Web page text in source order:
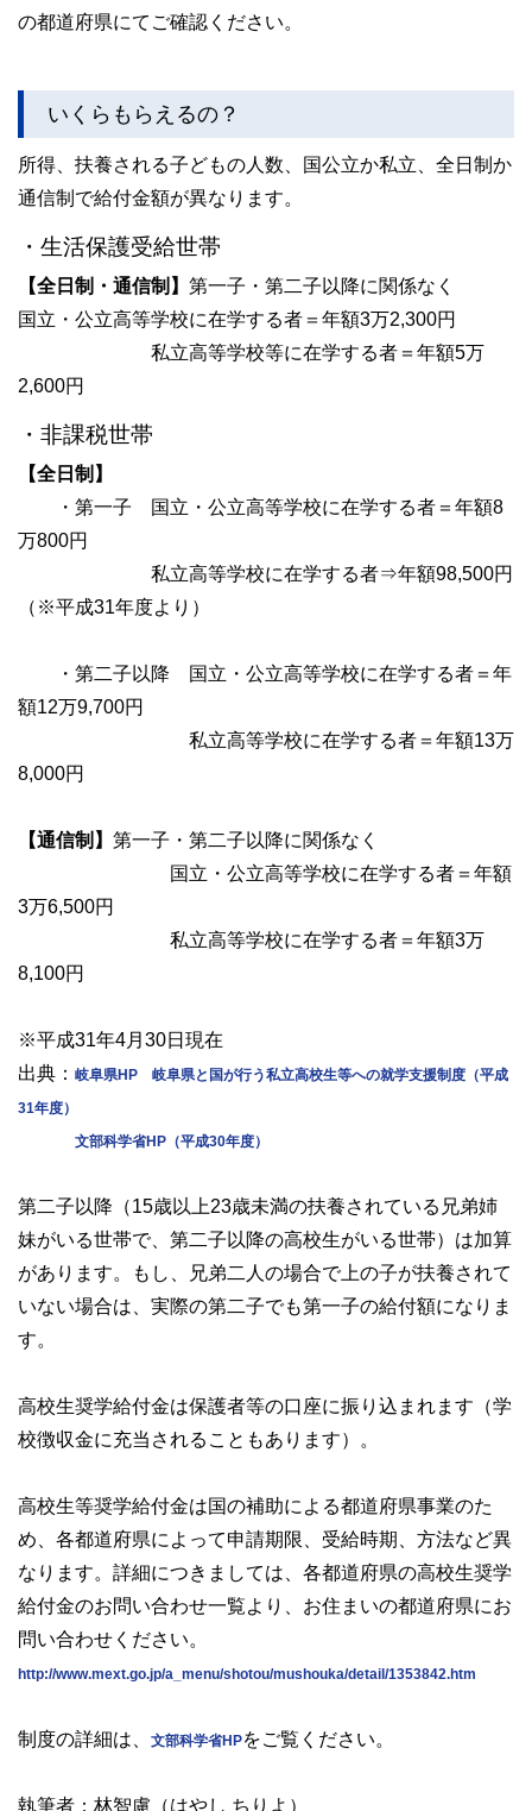
の都道府県にてご確認ください。
いくらもらえるの？
所得、扶養される子どもの人数、国公立か私立、全日制か
通信制で給付金額が異なります。
・生活保護受給世帯
【全日制・通信制】 第一子・第二子以降に関係なく
国立・公立高等学校に在学する者＝年額3万2,300円
私立高等学校等に在学する者＝年額5万
2,600円
・非課税世帯
【全日制】
・第一子 国立・公立高等学校に在学する者＝年額8
万800円
私立高等学校に在学する者⇒年額98,500円
（※平成31年度より）
・第二子以降 国立・公立高等学校に在学する者＝年
額12万9,700円
私立高等学校に在学する者＝年額13万
8,000円
【通信制】 第一子・第二子以降に関係なく
国立・公立高等学校に在学する者＝年額
3万6,500円
私立高等学校に在学する者＝年額3万
8,100円
※平成31年4月30日現在
出典：
岐阜県HP 岐阜県と国が行う私立高校生等への就学支援制度（平成
31年度）
文部科学省HP（平成30年度）
第二子以降（15歳以上23歳未満の扶養されている兄弟姉
妹がいる世帯で、第二子以降の高校生がいる世帯）は加算
があります。もし、兄弟二人の場合で上の子が扶養されて
いない場合は、実際の第二子でも第一子の給付額になりま
す。
高校生奨学給付金は保護者等の口座に振り込まれます（学
校徴収金に充当されることもあります）。
高校生等奨学給付金は国の補助による都道府県事業のた
め、各都道府県によって申請期限、受給時期、方法など異
なります。詳細につきましては、各都道府県の高校生奨学
給付金のお問い合わせ一覧より、お住まいの都道府県にお
問い合わせください。
http://www.mext.go.jp/a_menu/shotou/mushouka/detail/1353842.htm
制度の詳細は、 文部科学省HPをご覧ください。
執筆者：林智慮（はやし ちりよ）